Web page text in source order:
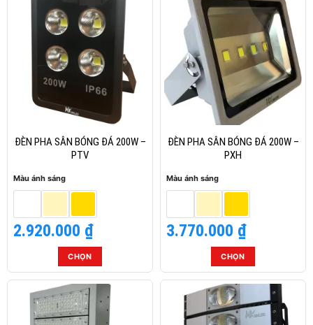
này
có
nhiều
biến
thể.
Các
tùy
chọn
thể
được
trang
sản
phẩm
này
nhiều
biến
thể.
tùy
chọn
có
thể
được
trang
sản
phẩm
ĐÈN PHA SÂN BÓNG ĐÁ 200W –
PTV
Màu ánh sáng
2.920.000 ₫
CHỌN
Sản
phẩm
này
có
ĐÈN PHA SÂN BÓNG ĐÁ 200W –
PXH
Màu ánh sáng
3.770.000 ₫
CHỌN
Sản
phẩm
này
có